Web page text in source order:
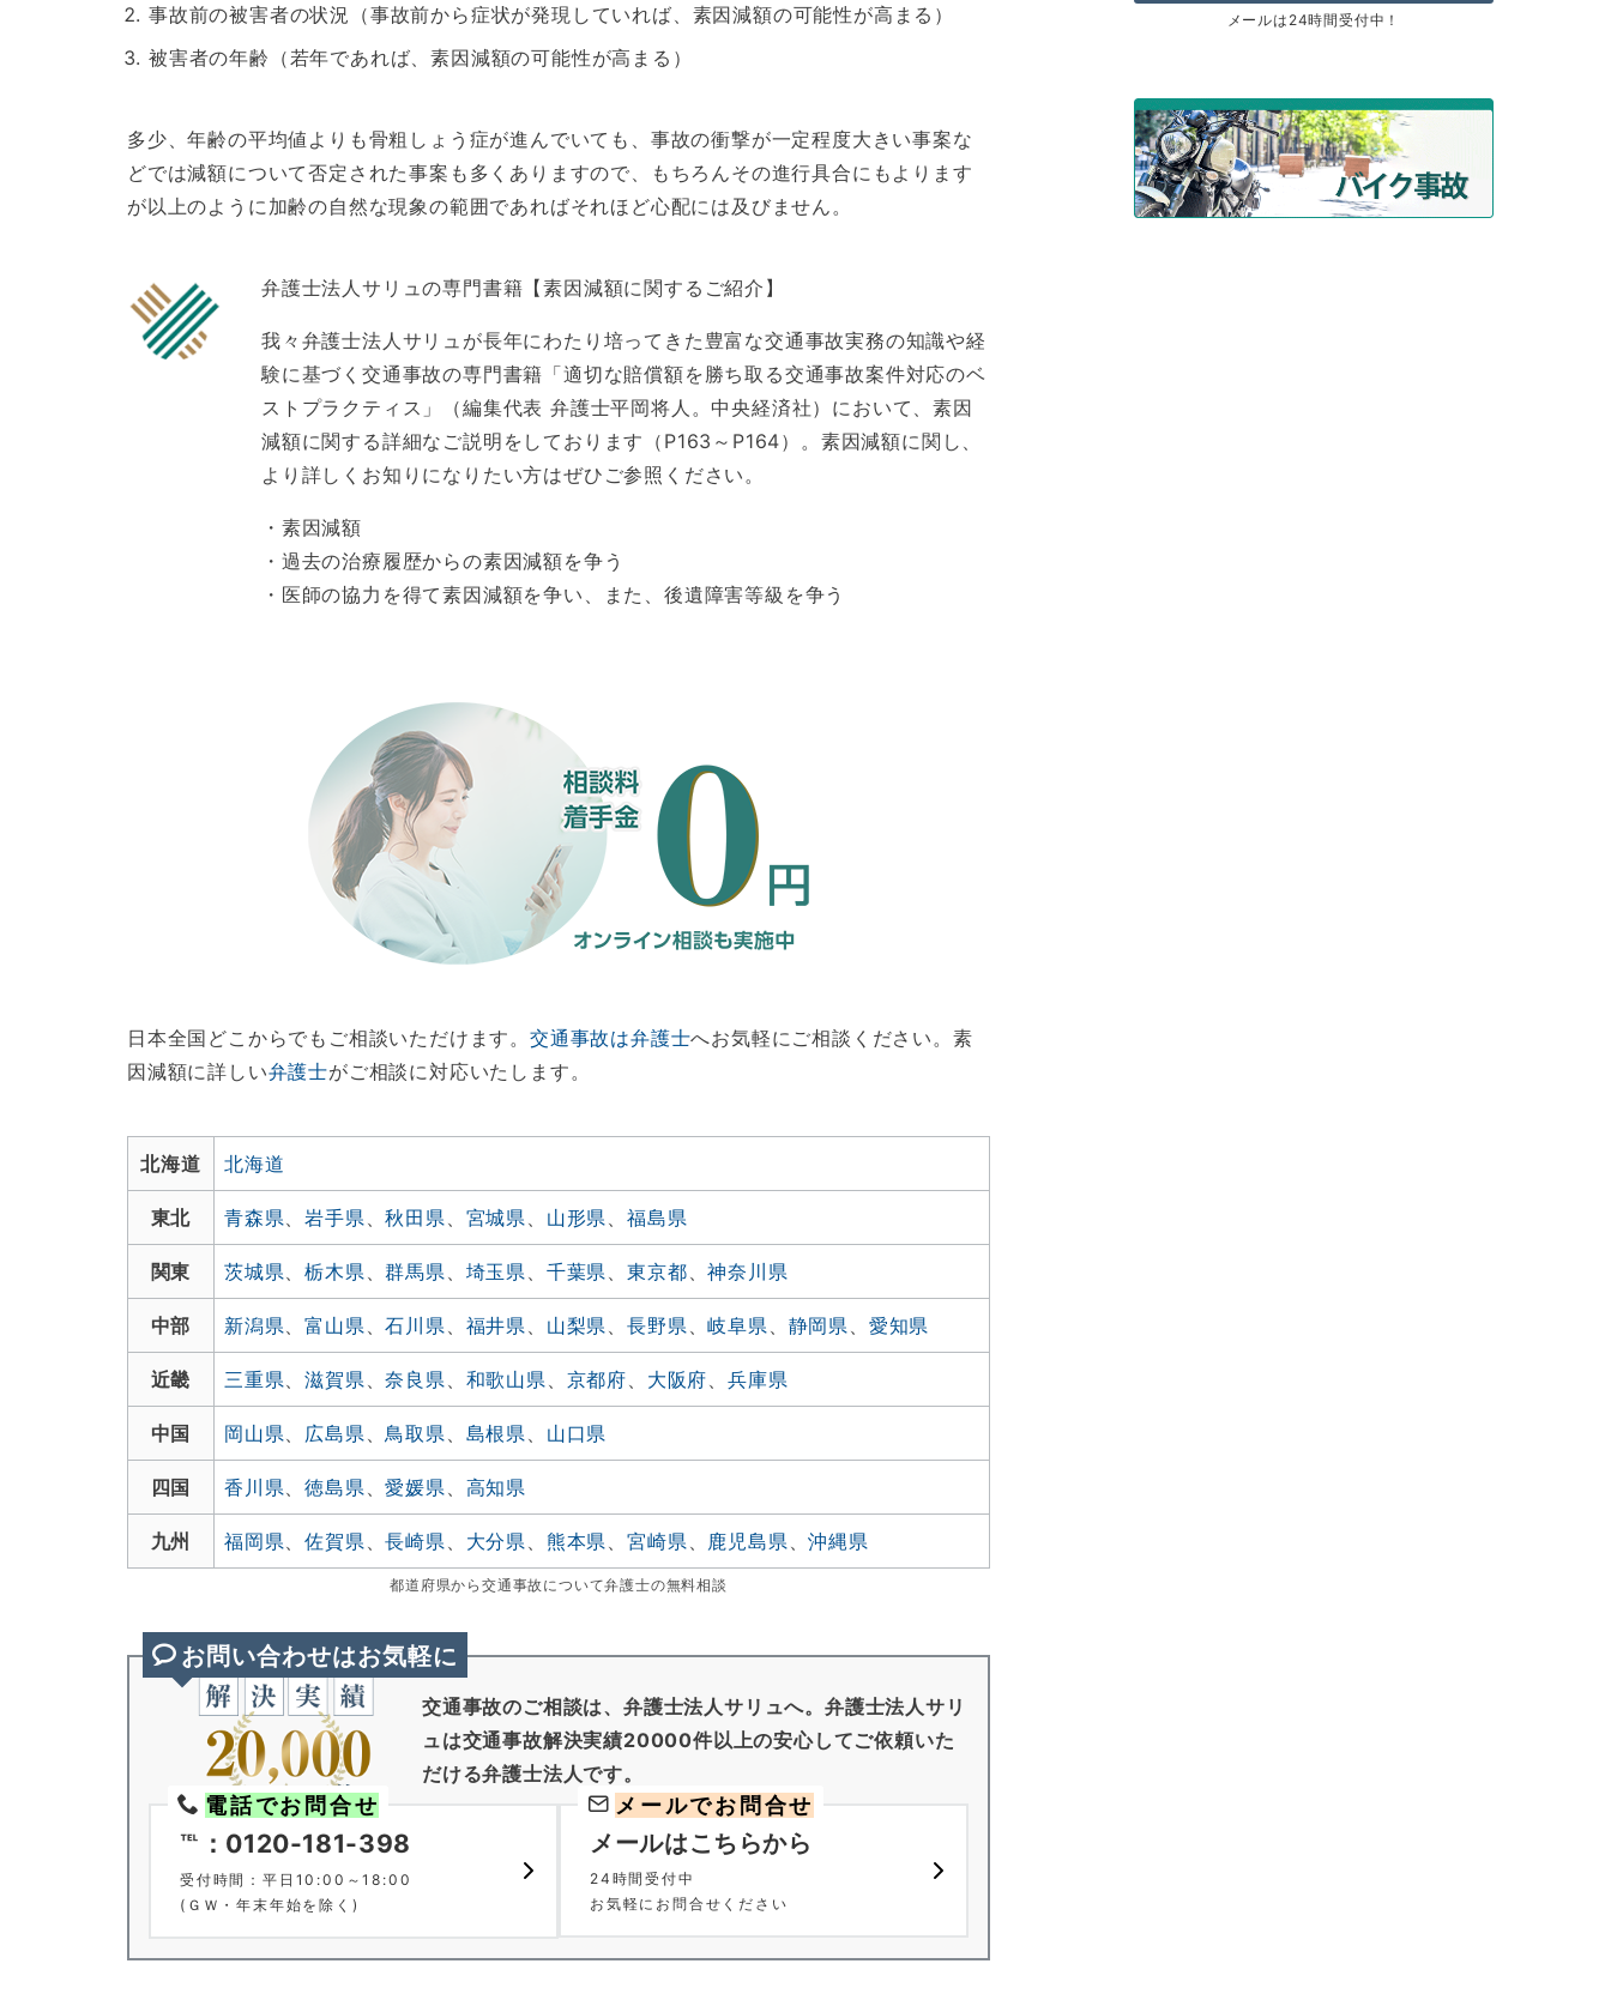
事故前の被害者の状況（事故前から症状が発現していれば、素因減額の可能性が高まる）
被害者の年齢（若年であれば、素因減額の可能性が高まる）
多少、年齢の平均値よりも骨粗しょう症が進んでいても、事故の衝撃が一定程度大きい事案な
どでは減額について否定された事案も多くありますので、もちろんその進行具合にもよります
が以上のように加齢の自然な現象の範囲であればそれほど心配には及びません。
弁護士法人サリュの専門書籍【素因減額に関するご紹介】
我々弁護士法人サリュが長年にわたり培ってきた豊富な交通事故実務の知識や経
験に基づく交通事故の専門書籍「適切な賠償額を勝ち取る交通事故案件対応のベ
ストプラクティス」（編集代表 弁護士平岡将人。中央経済社）において、素因
減額に関する詳細なご説明をしております（P163～P164）。素因減額に関し、
より詳しくお知りになりたい方はぜひご参照ください。
・素因減額
・過去の治療履歴からの素因減額を争う
・医師の協力を得て素因減額を争い、また、後遺障害等級を争う
日本全国どこからでもご相談いただけます。 交通事故は弁護士へお気軽にご相談ください。素
因減額に詳しい弁護士がご相談に対応いたします。
北海道 北海道
東北 青森県 、岩手県 、秋田県 宮城県 山形県 、福島県
関東 茨城県 、栃木県 、群馬県 埼玉県 千葉県 、東京都 、神奈川県
中部 新潟県 、富山県 、石川県 福井県 山梨県 、長野県 、岐阜県 静岡県 愛知県
近畿 三重県 、滋賀県 、奈良県 和歌山県 京都府 大阪府 、兵庫県
中国 岡山県 広島県 鳥取県 島根県 山口県
四国 香川県 、徳島県 、愛媛県 高知県
九州 福岡県 、佐賀県 、長崎県 大分県 熊本県 、宮崎県 鹿児島県 、沖縄県
都道府県から交通事故について弁護士の無料相談
お問い合わせはお気軽に
交通事故のご相談は、弁護士法人サリュへ。弁護士法人サリ
ュは交通事故解決実績20000件以上の安心してご依頼いた
だける弁護士法人です。
電話でお問合せ
℡：0120-181-398
受付時間：平日10:00～18:00
(ＧＷ・年末年始を除く)
メールでお問合せ
メールはこちらから
24時間受付中
お気軽にお問合せください
メールは24時間受付中！